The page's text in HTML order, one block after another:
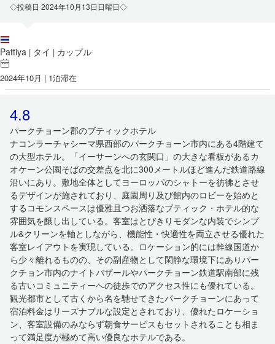
◇投稿日 2024年10月13日日曜日◇
Pattiya | タイ | カップル
2024年10月 | 1泊滞在
4.8
パークチョーン郡のブティックホテル
ナコンラーチャシーマ県西部のパークチョーン市内にある4階建て
の大型ホテル。「イーサーンへの玄関口」の大きな看板があるカ
オケーン公園そばの交差点を北に300メートルほど進んだ鉄道路線
沿いにあり。敷地全体としてヨーロッパのシャトーを彷彿とさせ
るデザインが施されており、庭園周り及び館内のロビーを始めと
するコモンスペースは優雅且つお洒落なブティック・ホテル的な
雰囲気を醸し出している。客室はとびきりモダンな内装でシンプ
ル&クリーンを軸としながら、機能性・快適性を両立させる優れた
客室レイアウトを実現している。ロケーション的には幹線国道か
ら少々離れるものの、その副産物として閑静な環境下にありパー
クチョン市内のナイトバザールやパークチョーン鉄道駅南部に残
る古いコミュニティーへの徒歩でのアクセス性にも優れている。
観光都市として古くから名を馳せてきたパークチョーンにあって
宿泊料金はリーズナブルな設定とされており、優れたロケーショ
ン、客室設備のみならず朝食サービスもセットされることも相ま
って満足度が極めて高い優良なホテルである。